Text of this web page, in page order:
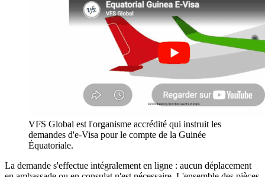
VFS Global est l'organisme accrédité qui instruit les
demandes d'e-Visa pour le compte de la Guinée
Équatoriale.
La demande s'effectue intégralement en ligne : aucun déplacement